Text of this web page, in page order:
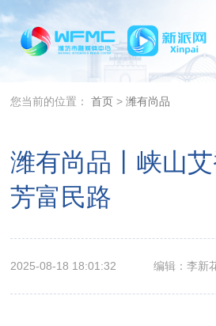
您当前的位置：首页 >潍有尚品
潍有尚品丨峡山
芳富民路
2025-08-18 18:01:32 编辑：李新